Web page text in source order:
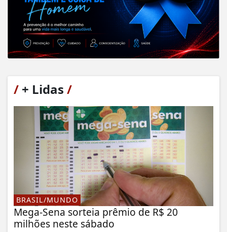
/ + Lidas /
BRASIL/MUNDO
Mega-Sena sorteia prêmio de R$ 20
milhões neste sábado